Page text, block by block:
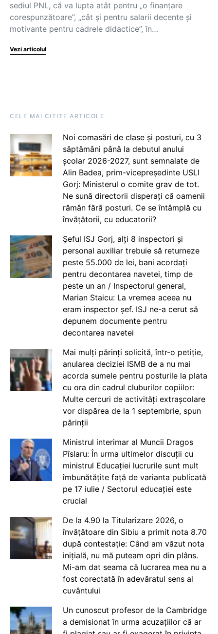
sediul PNL, că va lupta atât pentru „o finanțare
corespunzătoare”, „cât și pentru salarii decente și
motivante pentru cadrele didactice”, în…
Vezi articolul
CELE MAI CITITE ARTICOLE
Noi comasări de clase și posturi, cu 3
săptămâni până la debutul anului
școlar 2026-2027, sunt semnalate de
Alin Badea, prim-vicepreședinte USLI
Gorj: Ministerul o comite grav de tot.
Ne sună directorii disperați că oamenii
rămân fără posturi. Ce se întâmplă cu
învățătorii, cu educatorii?
Șeful ISJ Gorj, alți 8 inspectori și
personal auxiliar trebuie să returneze
peste 55.000 de lei, bani acordați
pentru decontarea navetei, timp de
peste un an / Inspectorul general,
Marian Staicu: La vremea aceea nu
eram inspector șef. ISJ ne-a cerut să
depunem documente pentru
decontarea navetei
Mai mulți părinți solicită, într-o petiție,
anularea deciziei ISMB de a nu mai
acorda sumele pentru posturile la plata
cu ora din cadrul cluburilor copiilor:
Multe cercuri de activități extrașcolare
vor dispărea de la 1 septembrie, spun
părinții
Ministrul interimar al Muncii Dragos
Pîslaru: În urma ultimelor discuții cu
ministrul Educației lucrurile sunt mult
îmbunătățite față de varianta publicată
pe 17 iulie / Sectorul educației este
crucial
De la 4.90 la Titularizare 2026, o
învățătoare din Sibiu a primit nota 8.70
după contestație: Când am văzut nota
inițială, nu mă puteam opri din plâns.
Mi-am dat seama că lucrarea mea nu a
fost corectată în adevăratul sens al
cuvântului
Un cunoscut profesor de la Cambridge
a demisionat în urma acuzațiilor că ar